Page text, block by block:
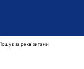
Пошук за реквізитами